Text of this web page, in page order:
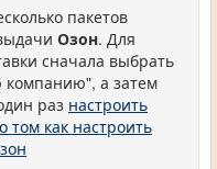
пакетов
Озон. Для
сначала выбрать
компанию", а затем
раз настроить
том как настроить